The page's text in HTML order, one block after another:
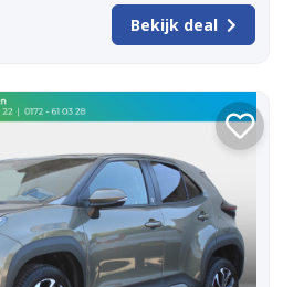
Bekijk deal